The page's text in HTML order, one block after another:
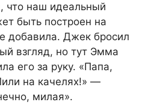
что наш идеальный
быть построен на
добавила. Джек бросил
взгляд, но тут Эмма
его за руку. «Папа,
на качелях!» —
милая».